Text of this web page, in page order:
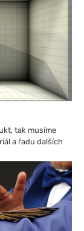
tak musíme
a řadu dalších